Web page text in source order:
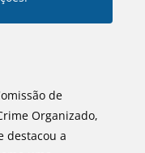
de
Organizado,
destacou a